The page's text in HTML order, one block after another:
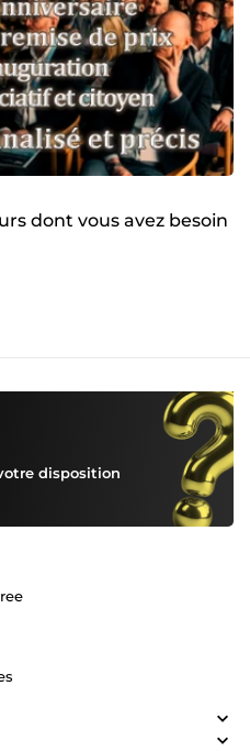
dont vous avez besoin
disposition